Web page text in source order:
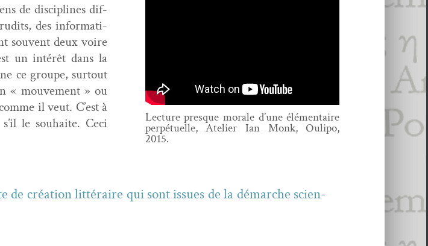
de dis­ci­plines dif­
des infor­mati­
sou­vent deux voire
un intérêt dans la
ce groupe, surtout
« mou­ve­ment » ou
il veut. C’est à
le souhaite. Ceci
Lec­ture presque morale d’une élé­men­taire
per­pétuelle, Ate­lier Ian Monk, Oulipo,
2015.
de créa­tion lit­téraire qui sont issues de la démarche sci­en­